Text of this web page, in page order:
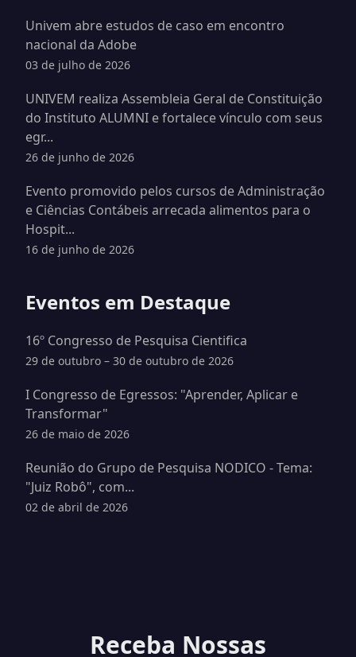
Univem abre estudos de caso em encontro
nacional da Adobe
03 de julho de 2026
UNIVEM realiza Assembleia Geral de Constituição
do Instituto ALUMNI e fortalece vínculo com seus
egr...
26 de junho de 2026
Evento promovido pelos cursos de Administração
e Ciências Contábeis arrecada alimentos para o
Hospit...
16 de junho de 2026
Eventos em Destaque
16º Congresso de Pesquisa Cientifica
29 de outubro – 30 de outubro de 2026
I Congresso de Egressos: "Aprender, Aplicar e
Transformar"
26 de maio de 2026
Reunião do Grupo de Pesquisa NODICO - Tema:
"Juiz Robô", com...
02 de abril de 2026
Receba Nossas